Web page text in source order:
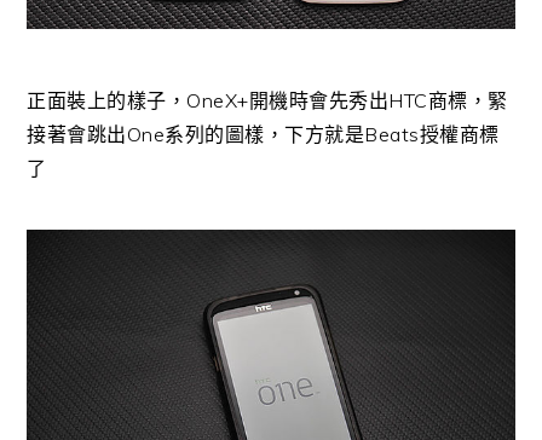
正面裝上的樣子，OneX+開機時會先秀出HTC商標，緊
接著會跳出One系列的圖樣，下方就是Beats授權商標
了